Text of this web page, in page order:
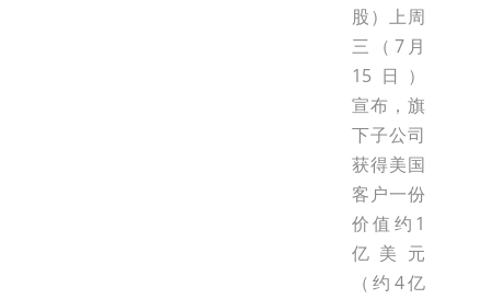
股）上周
三（7月
15日）
宣布，旗
下子公司
获得美国
客户一份
价值约1
亿美元
（约4亿